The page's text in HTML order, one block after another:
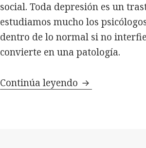
social. Toda depresión es un
estudiamos mucho los
dentro de lo normal si no
convierte en una patología.
Continúa leyendo De la